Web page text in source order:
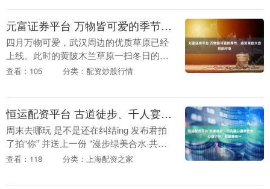
帮你轻松省下一笔....
元富证券平台 万物皆可爱的季节，感受来自大自然的疗愈
四月万物可爱，武汉周边的优质草原已经
上线。此时的黄陂木兰草原一扫冬日的寂
静和肃然，群山显出生机勃勃，草如绿
始。 木兰草原位于....
查看：105 分类：配资炒股行情
恒运配资平台 古道徒步、千人宴、温泉疗愈……心动了吗？赶紧报名→
周末去哪玩 是不是还在纠结ing 发布君拍
了拍“你” 并送上一份 “漫步绿美合水·共沐
福和温情” 徒步邀请函 12月20日 和平县
查看：118 分类：上海配资之家